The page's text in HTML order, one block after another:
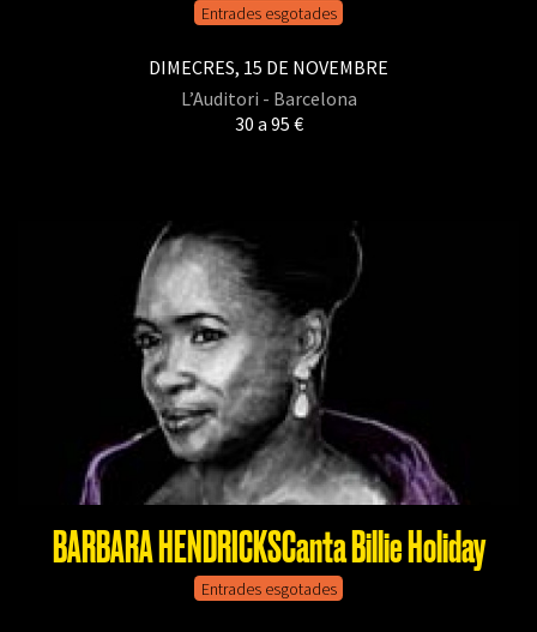
Entrades esgotades
DIMECRES, 15 DE NOVEMBRE
L’Auditori - Barcelona
30 a 95 €
BARBARA HENDRICKSCanta Billie Holiday
Entrades esgotades